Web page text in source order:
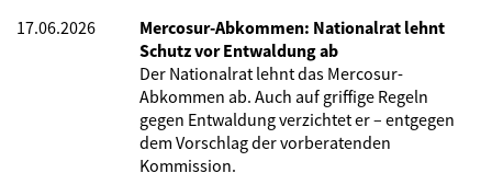
17.06.2026
Mercosur-Abkommen: Nationalrat lehnt
Schutz vor Entwaldung ab
Der Nationalrat lehnt das Mercosur-
Abkommen ab. Auch auf griffige Regeln
gegen Entwaldung verzichtet er – entgegen
dem Vorschlag der vorberatenden
Kommission.